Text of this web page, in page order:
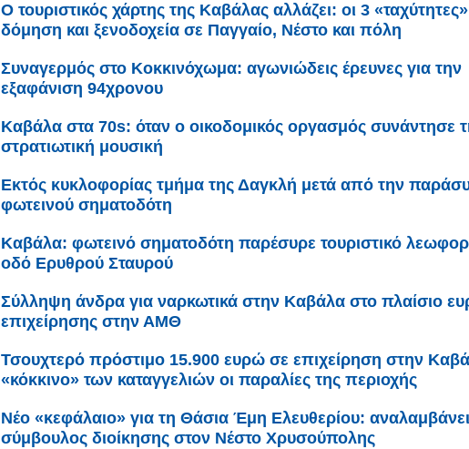
Ο τουριστικός χάρτης της Καβάλας αλλάζει: oι 3
δόμηση και ξενοδοχεία σε Παγγαίο, Νέστο και πόλη
Συναγερμός στο Κοκκινόχωμα: αγωνιώδεις έρευνες για την
εξαφάνιση 94χρονου
Καβάλα στα 70s: όταν ο οικοδομικός οργασμός συνάντησε
στρατιωτική μουσική
Εκτός κυκλοφορίας τμήμα της Δαγκλή μετά από την
φωτεινού σηματοδότη
Καβάλα: φωτεινό σηματοδότη παρέσυρε τουριστικό
οδό Ερυθρού Σταυρού
Σύλληψη άνδρα για ναρκωτικά στην Καβάλα στο πλαίσιο
επιχείρησης στην ΑΜΘ
Τσουχτερό πρόστιμο 15.900 ευρώ σε επιχείρηση στην
«κόκκινο» των καταγγελιών οι παραλίες της περιοχής
Νέο «κεφάλαιο» για τη Θάσια Έμη Ελευθερίου: αναλαμβάνει
σύμβουλος διοίκησης στον Νέστο Χρυσούπολης